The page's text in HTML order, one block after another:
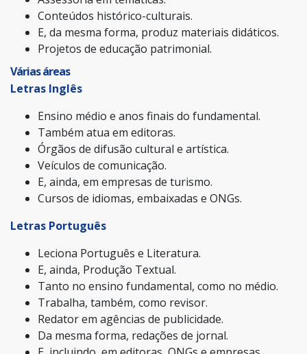
Conteúdos histórico-culturais.
E, da mesma forma, produz materiais didáticos.
Projetos de educação patrimonial.
Várias áreas
Letras Inglês
Ensino médio e anos finais do fundamental.
Também atua em editoras.
Órgãos de difusão cultural e artística.
Veículos de comunicação.
E, ainda, em empresas de turismo.
Cursos de idiomas, embaixadas e ONGs.
Letras Português
Leciona Português e Literatura.
E, ainda, Produção Textual.
Tanto no ensino fundamental, como no médio.
Trabalha, também, como revisor.
Redator em agências de publicidade.
Da mesma forma, redações de jornal.